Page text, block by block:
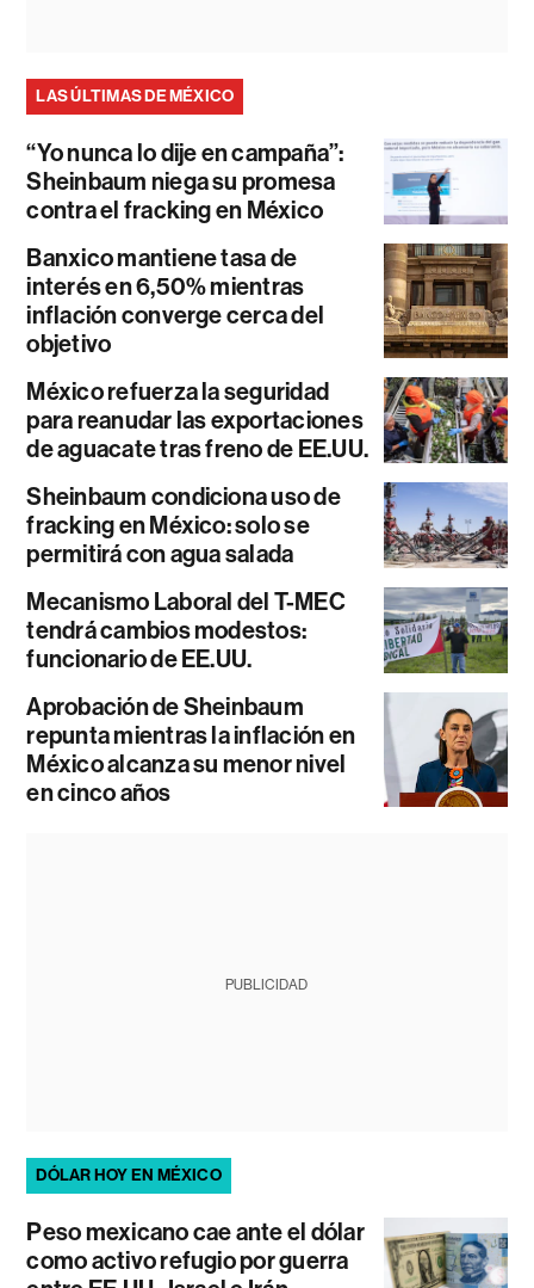
LAS ÚLTIMAS DE MÉXICO
“Yo nunca lo dije en campaña”:
Sheinbaum niega su promesa
contra el fracking en México
Banxico mantiene tasa de
interés en 6,50% mientras
inflación converge cerca del
objetivo
México refuerza la seguridad
para reanudar las exportaciones
de aguacate tras freno de EE.UU.
Sheinbaum condiciona uso de
fracking en México: solo se
permitirá con agua salada
Mecanismo Laboral del T-MEC
tendrá cambios modestos:
funcionario de EE.UU.
Aprobación de Sheinbaum
repunta mientras la inflación en
México alcanza su menor nivel
en cinco años
PUBLICIDAD
DÓLAR HOY EN MÉXICO
Peso mexicano cae ante el dólar
como activo refugio por guerra